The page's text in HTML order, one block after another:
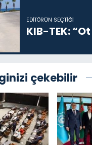
EDITÖRÜN SEÇTIĞI
KIB-TEK:
çekebilir